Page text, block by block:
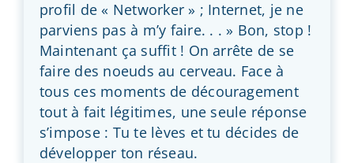
profil de « Networker » ; Internet, je ne
parviens pas à m’y faire. . . » Bon, stop !
Maintenant ça suffit ! On arrête de se
faire des noeuds au cerveau. Face à
tous ces moments de découragement
tout à fait légitimes, une seule réponse
s’impose : Tu te lèves et tu décides de
développer ton réseau.